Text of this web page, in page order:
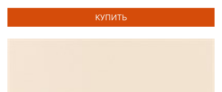
КУПИТЬ